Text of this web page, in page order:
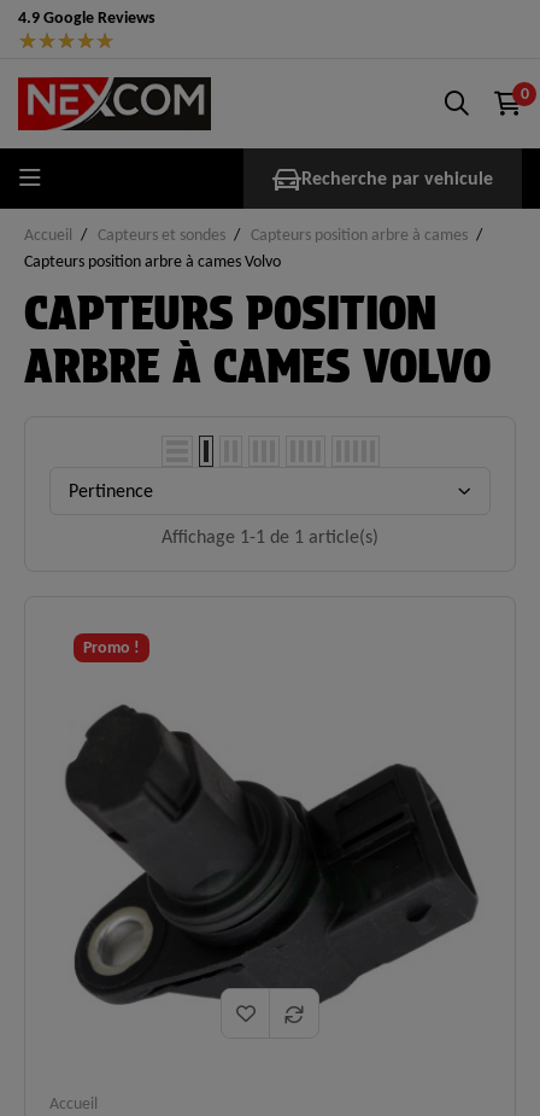
4.9 Google Reviews
★★★★★
0
Recherche par vehicule
Accueil Capteurs et sondes
Capteurs position arbre à cames
Capteurs position arbre à cames Volvo
CAPTEURS POSITION
ARBRE À CAMES VOLVO
Pertinence
Affichage 1-1 de 1 article(s)
Promo !
Accueil